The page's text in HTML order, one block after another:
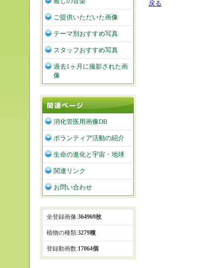
戻る
ご提供いただいた画像
テーマ別おすすめ写真
スタッフおすすめ写真
過去1ヶ月に撮影された画
像
消化管医用画像DB
ボランティア活動の紹介
生命の進化と宇宙・地球
関連リンク
お問い合わせ
全登録画像:364969枚
植物の種類:3279種
登録動画数:17064個